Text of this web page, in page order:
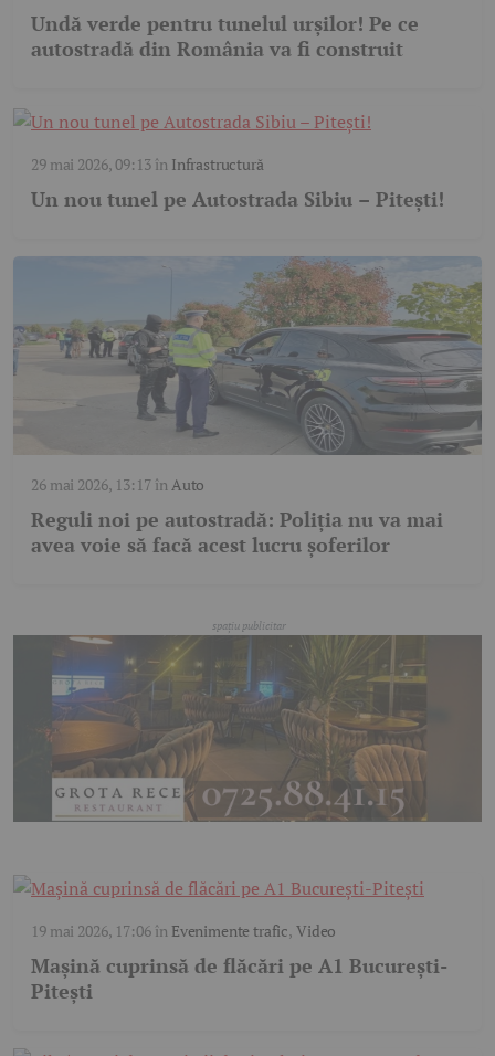
Undă verde pentru tunelul urșilor! Pe ce
autostradă din România va fi construit
29 mai 2026, 09:13în Infrastructură
Un nou tunel pe Autostrada Sibiu – Pitești!
26 mai 2026, 13:17în Auto
Reguli noi pe autostradă: Poliția nu va mai
avea voie să facă acest lucru șoferilor
19 mai 2026, 17:06în Evenimente trafic,Video
Mașină cuprinsă de flăcări pe A1 București-
Pitești